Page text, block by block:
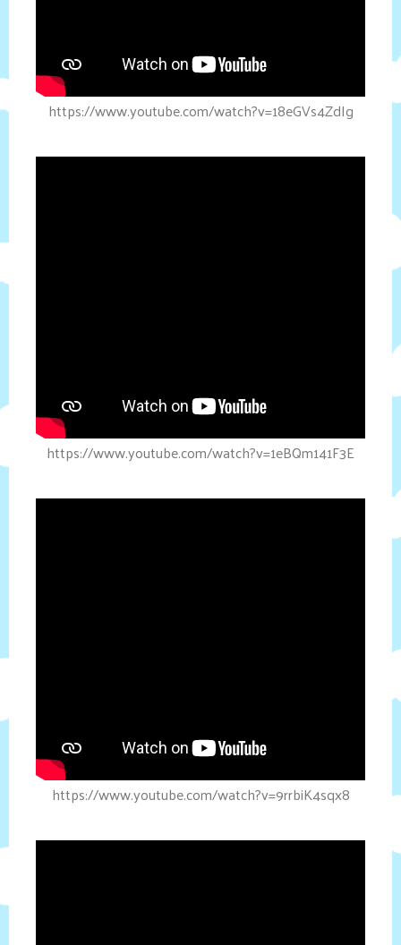
https://www.youtube.com/watch?v=18eGVs4ZdIg
https://www.youtube.com/watch?v=1eBQm141F3E
https://www.youtube.com/watch?v=9rrbiK4sqx8